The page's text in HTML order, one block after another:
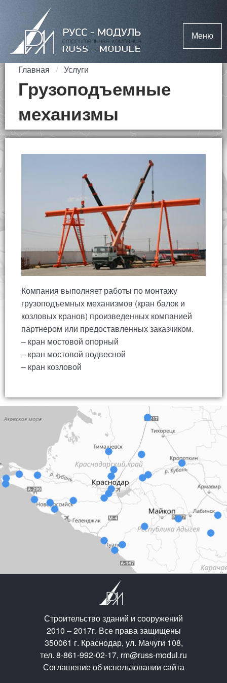
Меню
Главная Услуги
Грузоподъемные
механизмы
Компания выполняет работы по монтажу
грузоподъемных механизмов (кран балок и
козловых кранов) произведенных компанией
партнером или предоставленных заказчиком.
– кран мостовой опорный
– кран мостовой подвесной
– кран козловой
Строительство зданий и сооружений
2010 – 2017г. Все права защищены
350061 г. Краснодар, ул. Мачуги 108,
тел. 8-861-992-02-17, rm@russ-modul.ru
Соглашение об использовании сайта